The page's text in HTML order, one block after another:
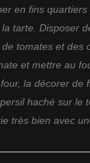
en fins
tarte. Disposer
tomates et des
et mettre au
la décorer de
haché sur le
très bien avec